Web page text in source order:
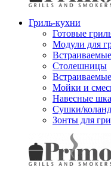
Гриль-кухни
Готовые
Модули для
Столешницы
Мойки и
Навесные
Сушки/
Зонты для